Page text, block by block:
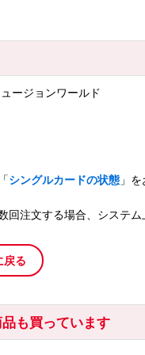
ージョンワールド
シングルカードの状態 」
回注文する場合、システ
戻る
も買っています